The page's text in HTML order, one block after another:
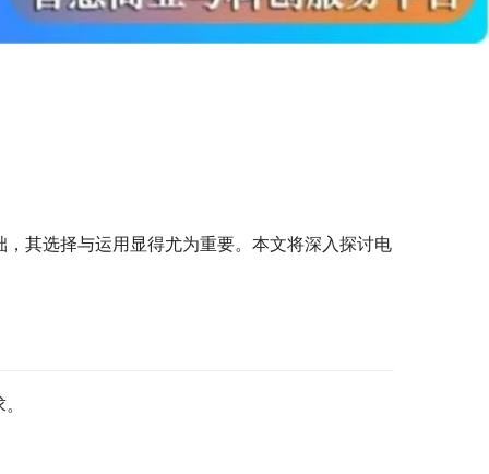
其选择与运用显得尤为重要。本文将深入探讨电